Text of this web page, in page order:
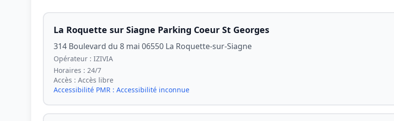
La Roquette sur Siagne Parking Coeur St Georges
314 Boulevard du 8 mai 06550 La Roquette-sur-Siagne
Opérateur : IZIVIA
Horaires : 24/7
Accès : Accès libre
Accessibilité PMR : Accessibilité inconnue